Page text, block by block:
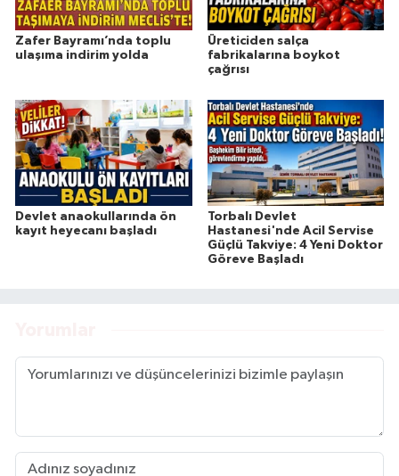
Zafer Bayramı’nda toplu
ulaşıma indirim yolda
Üreticiden salça
fabrikalarına boykot
çağrısı
Devlet anaokullarında ön
kayıt heyecanı başladı
Torbalı Devlet
Hastanesi'nde Acil Servise
Güçlü Takviye: 4 Yeni Doktor
Göreve Başladı